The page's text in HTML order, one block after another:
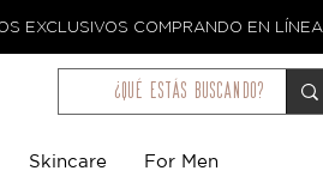
EXCLUSIVOS COMPRANDO EN LÍNEA.
¿qué estás buscando?
Skincare For Men